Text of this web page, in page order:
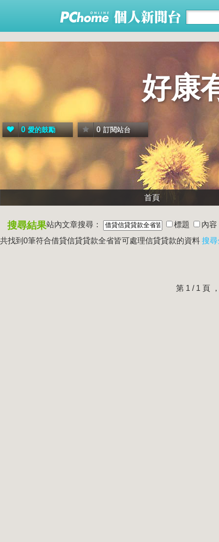
好康
0 愛的鼓勵 0 訂閱站台
首頁
搜尋結果站內文章搜尋： 標題
內容
共找到0筆符合借貸信貸貸款全省皆可處理信貸貸款的資料 搜
第 1 / 1